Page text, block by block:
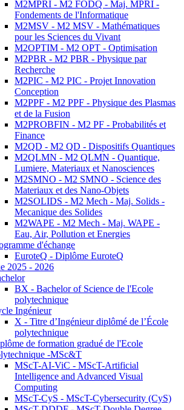
M2MPRI - M2 FODQ - Maj. MPRI -
Fondements de l'Informatique
M2MSV - M2 MSV - Mathématiques
pour les Sciences du Vivant
M2OPTIM - M2 OPT - Optimisation
M2PBR - M2 PBR - Physique par
Recherche
M2PIC - M2 PIC - Projet Innovation
Conception
M2PPF - M2 PPF - Physique des Plasmas
et de la Fusion
M2PROBFIN - M2 PF - Probabilités et
Finance
M2QD - M2 QD - Dispositifs Quantiques
M2QLMN - M2 QLMN - Quantique,
Lumiere, Materiaux et Nanosciences
M2SMNO - M2 SMNO - Science des
Materiaux et des Nano-Objets
M2SOLIDS - M2 Mech - Maj. Solids -
Mecanique des Solides
M2WAPE - M2 Mech - Maj. WAPE -
Eau, Air, Pollution et Energies
d'échange
EuroteQ - Diplôme EuroteQ
2025 - 2026
BX - Bachelor of Science de l'Ecole
polytechnique
Ingénieur
X - Titre d’Ingénieur diplômé de l’École
polytechnique
de formation gradué de l'Ecole
-MSc&T
MScT-AI-ViC - MScT-Artificial
Intelligence and Advanced Visual
Computing
MScT-CyS - MScT-Cybersecurity (CyS)